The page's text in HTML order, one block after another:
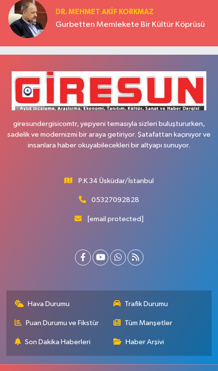
DR. MEHMET AKIF KORKMAZ
Gurbetten Memlekete Bir Kültür Köprüsü
giresundergisicomtr, yepyeni temasıyla sizleri buluştururken,
sadelik ve modernizmi bir araya getiriyor. Şatafattan kaçınıyor ve
insanlara haber okuyabilecekleri bir altyapı sunuyor.
P.K 34 Üsküdar/İstanbul
05327092828
[email protected]
Hava Durumu Trafik Durumu
Puan Durumu ve Fikstür Tüm Manşetler
Son Dakika Haberleri Haber Arşivi